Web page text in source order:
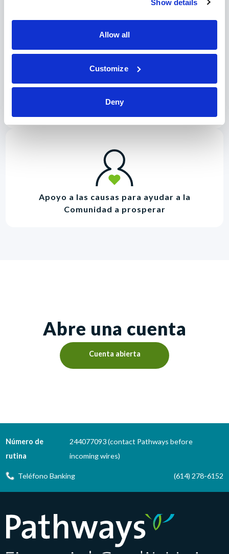
Show details
Allow all
Customize
Deny
Asesoramiento de expertos y abogado
proporcionado por un verdadero socio
Apoyo a las causas para ayudar a la
Comunidad a prosperar
Abre una cuenta
Cuenta abierta
Número de
rutina
244077093 (contact Pathways before
incoming wires)
Teléfono Banking (614) 278-6152
Pathways Financial Credit Union